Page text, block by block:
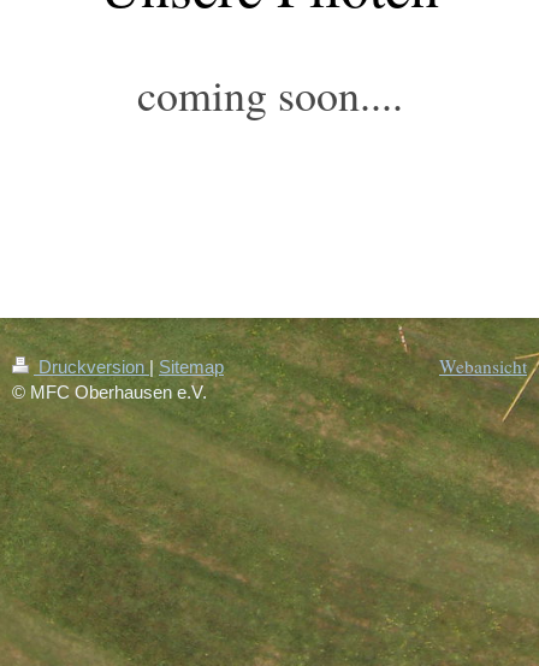
coming soon....
Druckversion| Sitemap
© MFC Oberhausen e.V.
Webansicht